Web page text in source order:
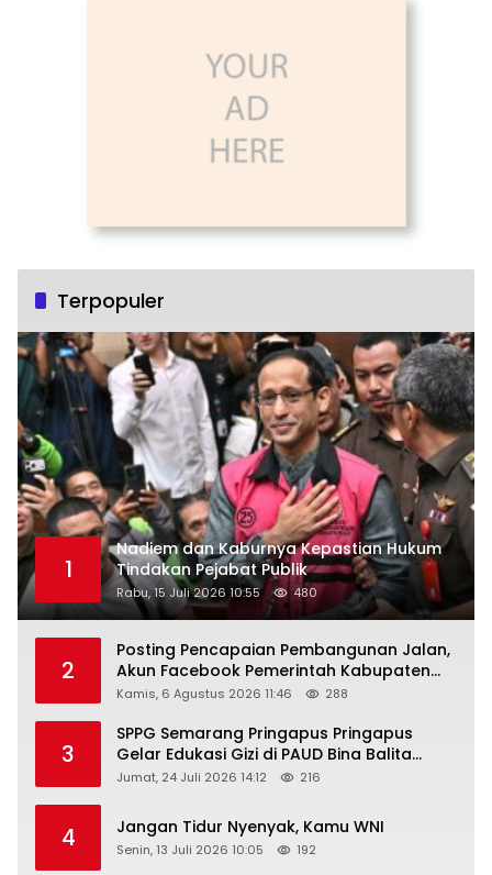
Terpopuler
1
Nadiem dan Kaburnya Kepastian Hukum
Tindakan Pejabat Publik
Rabu, 15 Juli 2026 10:55 480
2
Posting Pencapaian Pembangunan Jalan,
Akun Facebook Pemerintah Kabupaten
Rembang “Dirujak” Warganet
Kamis, 6 Agustus 2026 11:46 288
3
SPPG Semarang Pringapus Pringapus
Gelar Edukasi Gizi di PAUD Bina Balita
Peringati Hari Anak Nasional 2026
Jumat, 24 Juli 2026 14:12 216
4 Jangan Tidur Nyenyak, Kamu WNI
Senin, 13 Juli 2026 10:05 192